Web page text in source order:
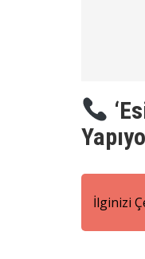
İlginizi